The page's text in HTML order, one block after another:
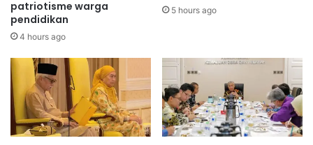
“Pada tahun ini kita membuat pembaharuan dan apabila
tujuh medal daripada tujuh siri dicantum, ia akan menjadi
sebuah peta dan bendera Negeri Sembilan,” jelas
Mustapha.
t
a
s
s
e
g
e
a
i
s
e
u
l
a
d
K
patriotisme warga
pendidikan
4 hours ago
5 hours ago